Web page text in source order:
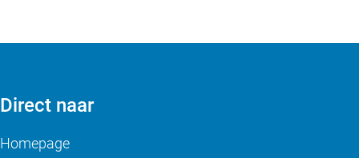
Direct naar
Homepage